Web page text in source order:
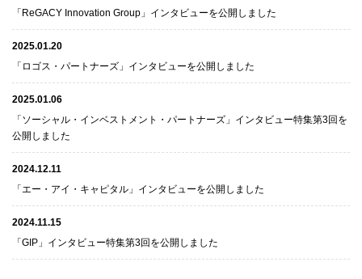
「ReGACY Innovation Group」インタビューを公開しました
2025.01.20
「ロゴス・パートナーズ」インタビューを公開しました
2025.01.06
「ソーシャル・インベストメント・パートナーズ」インタビュー特集第3回を
公開しました
2024.12.11
「エー・アイ・キャピタル」インタビューを公開しました
2024.11.15
「GIP」インタビュー特集第3回を公開しました